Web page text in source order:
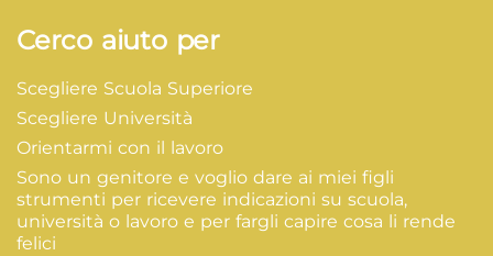
Cerco aiuto per
Scegliere Scuola Superiore
Scegliere Università
Orientarmi con il lavoro
Sono un genitore e voglio dare ai miei figli
strumenti per ricevere indicazioni su scuola,
università o lavoro e per fargli capire cosa li rende
felici